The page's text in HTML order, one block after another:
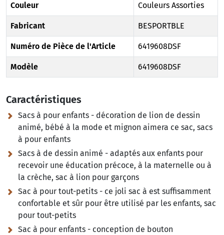
Couleur Couleurs Assorties
Fabricant BESPORTBLE
Numéro de Pièce de l'Article 6419608DSF
Modèle 6419608DSF
Caractéristiques
Sacs à pour enfants - décoration de lion de dessin
animé, bébé à la mode et mignon aimera ce sac, sacs
à pour enfants
Sacs à de dessin animé - adaptés aux enfants pour
recevoir une éducation précoce, à la maternelle ou à
la crèche, sac à lion pour garçons
Sac à pour tout-petits - ce joli sac à est suffisamment
confortable et sûr pour être utilisé par les enfants, sac
pour tout-petits
Sac à pour enfants - conception de bouton